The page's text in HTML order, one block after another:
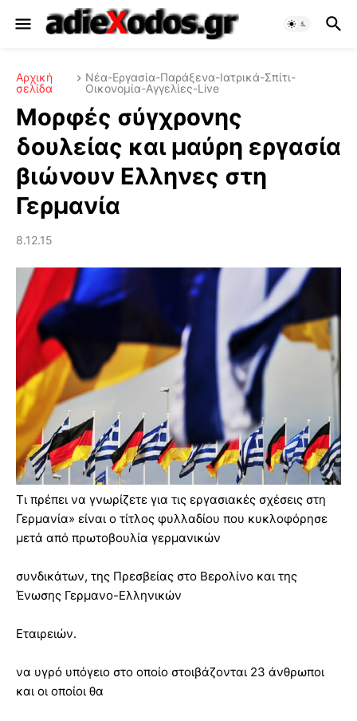
Αρχική
σελίδα
Νέα-Εργασία-Παράξενα-Ιατρικά-Σπίτι-
Οικονομία-Αγγελίες-Live
Μορφές σύγχρονης
δουλείας και μαύρη εργασία
βιώνουν Ελληνες στη
Γερμανία
8.12.15
Τι πρέπει να γνωρίζετε για τις εργασιακές σχέσεις στη
Γερμανία» είναι ο τίτλος φυλλαδίου που κυκλοφόρησε
μετά από πρωτοβουλία γερμανικών
συνδικάτων, της Πρεσβείας στο Βερολίνο και της
Ένωσης Γερμανο-Ελληνικών
Εταιρειών.
να υγρό υπόγειο στο οποίο στοιβάζονται 23 άνθρωποι
και οι οποίοι θα